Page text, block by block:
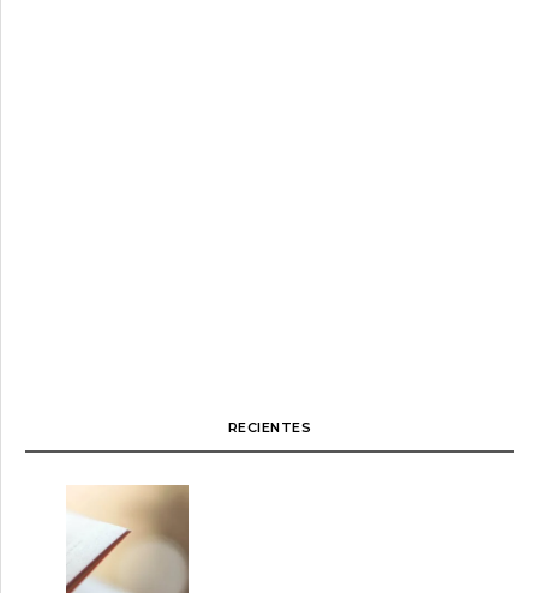
RECIENTES